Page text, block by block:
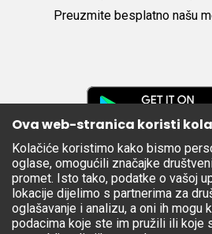
Preuzmite besplatno našu
Apple
Store
Ova web-stranica koristi
Kolačiće koristimo kako bismo
oglase, omogućili značajke
promet. Isto tako, podatke o vašoj
lokacije dijelimo s partnerima za
oglašavanje i analizu, a oni ih mogu
podacima koje ste im pružili ili koje